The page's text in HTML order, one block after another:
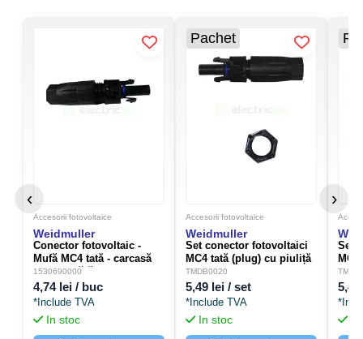
IP67
IP2X, deschis
Curent nominal
1500 V DC
‹
Accesorii fotovoltaice
Weidmuller
Conector fotovoltaic -
Mufă MC4 tată - carcasă
WM4 C (fără pin), 1500V
DC, IP68
- Weidmüller 1530690000
1530690000
4,74 lei / buc
*Include TVA
In stoc
Pachet
Accesorii fotovoltaice
Weidmuller
Set conector fotovoltaici
MC4 tată (plug) cu piuliță
- Weidmüller
TMDB0020
5,49 lei / set
*Include TVA
In stoc
Set
In
›